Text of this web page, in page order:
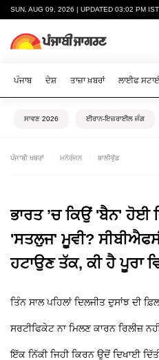
SUN, AUG 09, 2026 | UPDATED 03:02 PM IST
ਪੰਜਾਬ ਦੇਸ਼ ਤਾਜ਼ਾ ਖ਼ਬਰਾਂ ਲਾਈਫ
ਸਾਵਣ 2026 ਈਰਾਨ-ਇਜ਼ਰਾਈਲ ਜੰਗ
ਪੰਜਾਬੀ ਖ਼ਬਰਾਂ ਮਨੋਰੰਜਨ ਬਾਲੀਵੁੱਡ
ਭਾਰਤ ’ਚ ਕਿਉਂ 'ਬੈਨ' ਹੋਈ
'ਸਤਲੁਜ' ਮੂਵੀ?
ਹਟਾਉਣ ਤੱਕ, ਕੀ ਹੈ ਪੂਰਾ
ਤਿੰਨ ਸਾਲ ਪਹਿਲਾਂ ਦਿਲਜੀਤ ਦੁਸਾਂਝ ਦੀ
ਸਰਟੀਫਿਕੇਟ ਨਾ ਮਿਲਣ ਕਾਰਨ ਰਿਲੀਜ਼
ਇੱਕ ਨਿੱਕੀ ਜਿਹੀ ਕਿਰਨ ਉਦੋਂ ਦਿਖਾਈ